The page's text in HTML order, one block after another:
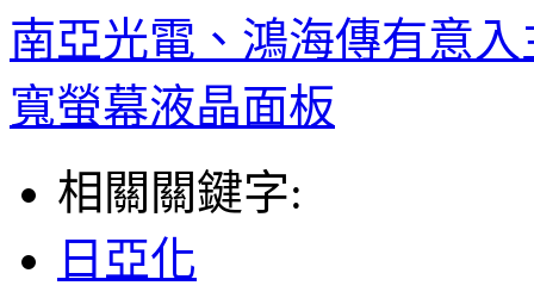
南亞光電、鴻海傳有意入
寬螢幕液晶面板
相關關鍵字:
日亞化